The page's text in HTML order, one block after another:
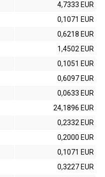
4,7333 EUR
0,1071 EUR
0,6218 EUR
1,4502 EUR
0,1051 EUR
0,6097 EUR
0,0633 EUR
24,1896 EUR
0,2332 EUR
0,2000 EUR
0,1071 EUR
0,3227 EUR